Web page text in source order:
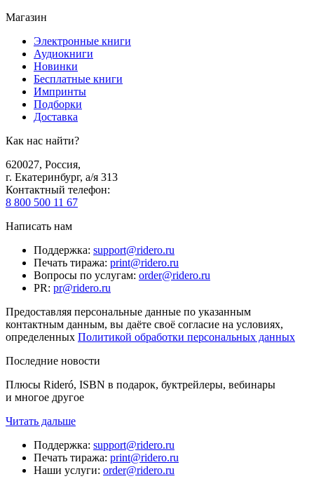
Магазин
Электронные книги
Аудиокниги
Новинки
Бесплатные книги
Импринты
Подборки
Доставка
Как нас найти?
620027, Россия,
г. Екатеринбург, а/я 313
Контактный телефон:
8 800 500 11 67
Написать нам
Поддержка: support@ridero.ru
Печать тиража: print@ridero.ru
Вопросы по услугам: order@ridero.ru
PR: pr@ridero.ru
Предоставляя персональные данные по указанным
контактным данным, вы даёте своё согласие на условиях,
определенных Политикой обработки персональных данных
Последние новости
Плюсы Rideró, ISBN в подарок, буктрейлеры, вебинары
и многое другое
Читать дальше
Поддержка: support@ridero.ru
Печать тиража: print@ridero.ru
Наши услуги: order@ridero.ru